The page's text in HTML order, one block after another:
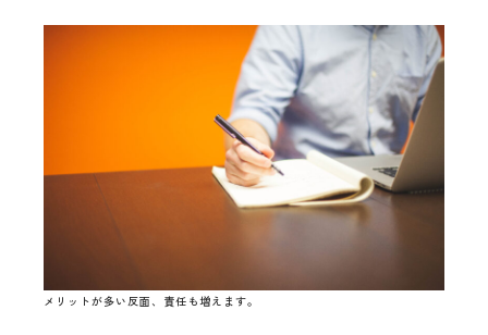
メリットが多い反面、責任も増えます。